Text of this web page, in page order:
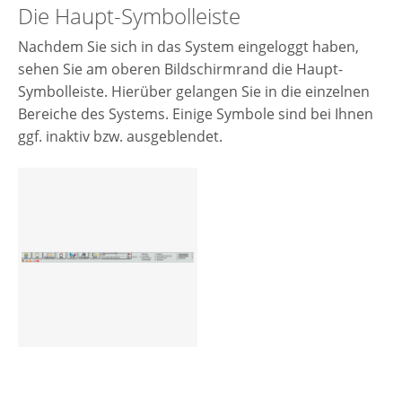
E-Mail-Templates
Automatische Preisberechnung
Hinterlegen von Festpreisen
Salesrank-Staffeln
Sperrliste
Die Haupt-Symbolleiste
Nachdem Sie sich in das System eingeloggt haben,
sehen Sie am oberen Bildschirmrand die Haupt-
Symbolleiste. Hierüber gelangen Sie in die einzelnen
Bereiche des Systems. Einige Symbole sind bei Ihnen
ggf. inaktiv bzw. ausgeblendet.